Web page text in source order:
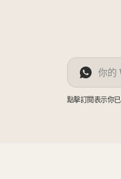
點擊訂閱表示你